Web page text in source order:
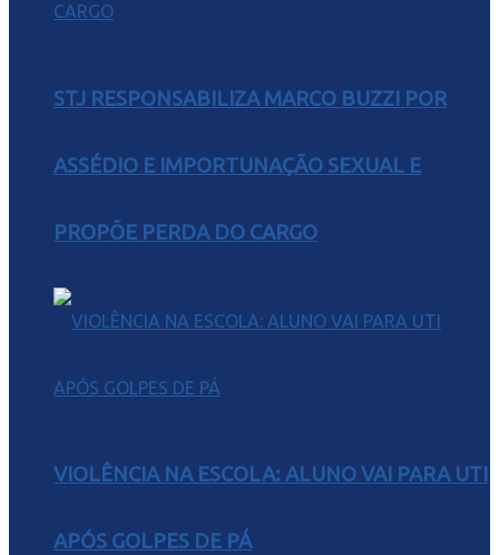
STJ RESPONSABILIZA MARCO BUZZI POR
ASSÉDIO E IMPORTUNAÇÃO SEXUAL E
PROPÕE PERDA DO CARGO
VIOLÊNCIA NA ESCOLA: ALUNO VAI PARA UTI
APÓS GOLPES DE PÁ